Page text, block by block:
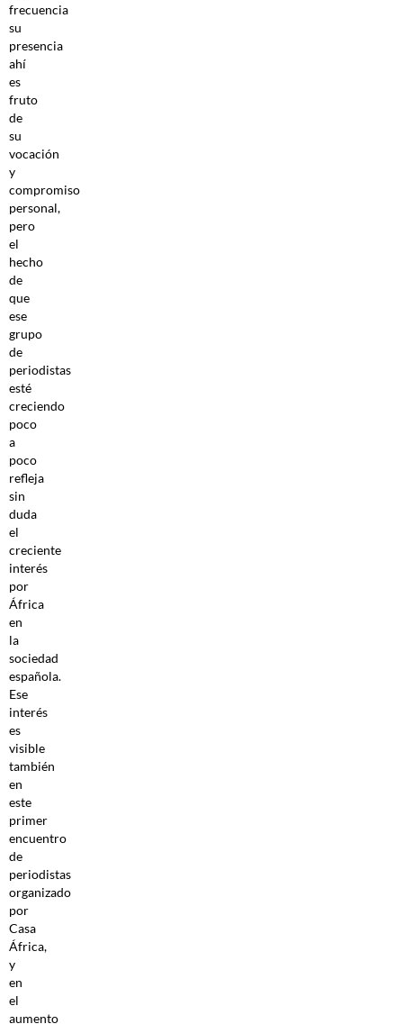
frecuencia
su
presencia
ahí
es
fruto
de
su
vocación
y
compromiso
personal,
pero
el
hecho
de
que
ese
grupo
de
periodistas
esté
creciendo
poco
a
poco
refleja
sin
duda
el
creciente
interés
por
África
en
la
sociedad
española.
Ese
interés
es
visible
también
en
este
primer
encuentro
de
periodistas
organizado
por
Casa
África,
y
en
el
aumento